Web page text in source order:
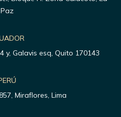
Paz
y, Galavis esq, Quito 170143
Miraflores, Lima